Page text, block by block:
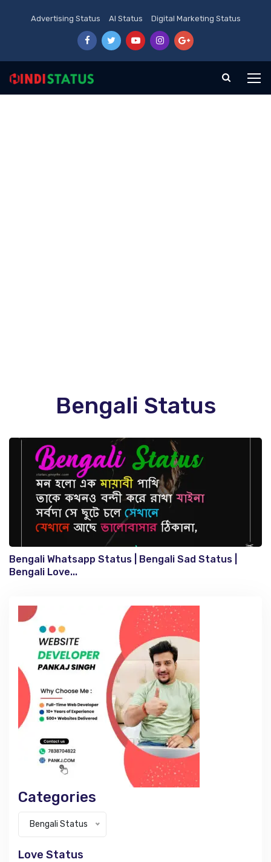
Advertising Status AI Status Digital Marketing Status
Bengali Status
Bengali Whatsapp Status | Bengali Sad Status |
Bengali Love...
Categories
Categories
Bengali Status
Love Status